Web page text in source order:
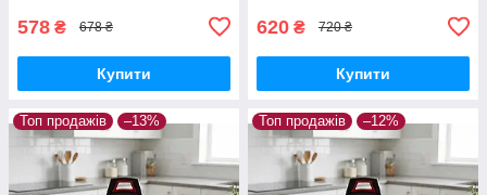
578 ₴ 678 ₴
Купити
620 ₴ 720 ₴
Купити
Топ продажів –13% Топ продажів –12%